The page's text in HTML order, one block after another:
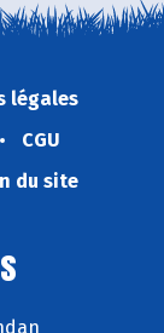
légales
CGU
du site